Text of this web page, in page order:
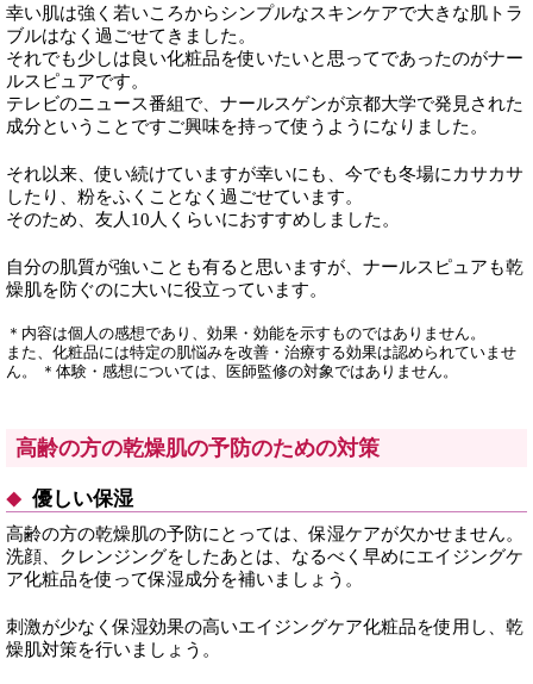
幸い肌は強く若いころからシンプルなスキンケアで大きな肌トラ
ブルはなく過ごせてきました。
それでも少しは良い化粧品を使いたいと思ってであったのがナー
ルスピュアです。
テレビのニュース番組で、ナールスゲンが京都大学で発見された
成分ということですご興味を持って使うようになりました。
それ以来、使い続けていますが幸いにも、今でも冬場にカサカサ
したり、粉をふくことなく過ごせています。
そのため、友人10人くらいにおすすめしました。
自分の肌質が強いことも有ると思いますが、ナールスピュアも乾
燥肌を防ぐのに大いに役立っています。
＊内容は個人の感想であり、効果・効能を示すものではありません。
また、化粧品には特定の肌悩みを改善・治療する効果は認められていませ
ん。 ＊体験・感想については、医師監修の対象ではありません。
高齢の方の乾燥肌の予防のための対策
優しい保湿
高齢の方の乾燥肌の予防にとっては、保湿ケアが欠かせません。
洗顔、クレンジングをしたあとは、なるべく早めにエイジングケ
ア化粧品を使って保湿成分を補いましょう。
刺激が少なく保湿効果の高いエイジングケア化粧品を使用し、乾
燥肌対策を行いましょう。